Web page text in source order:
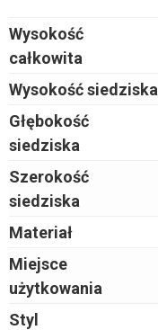
Wysokość
całkowita
Wysokość siedziska
Głębokość
siedziska
Szerokość
siedziska
Materiał
Miejsce
użytkowania
Styl